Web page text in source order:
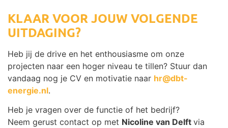
KLAAR VOOR JOUW VOLGENDE
UITDAGING?
Heb jij de drive en het enthousiasme om onze
projecten naar een hoger niveau te tillen? Stuur dan
vandaag nog je CV en motivatie naar hr@dbt-
energie.nl.
Heb je vragen over de functie of het bedrijf?
Neem gerust contact op met Nicoline van Delft via